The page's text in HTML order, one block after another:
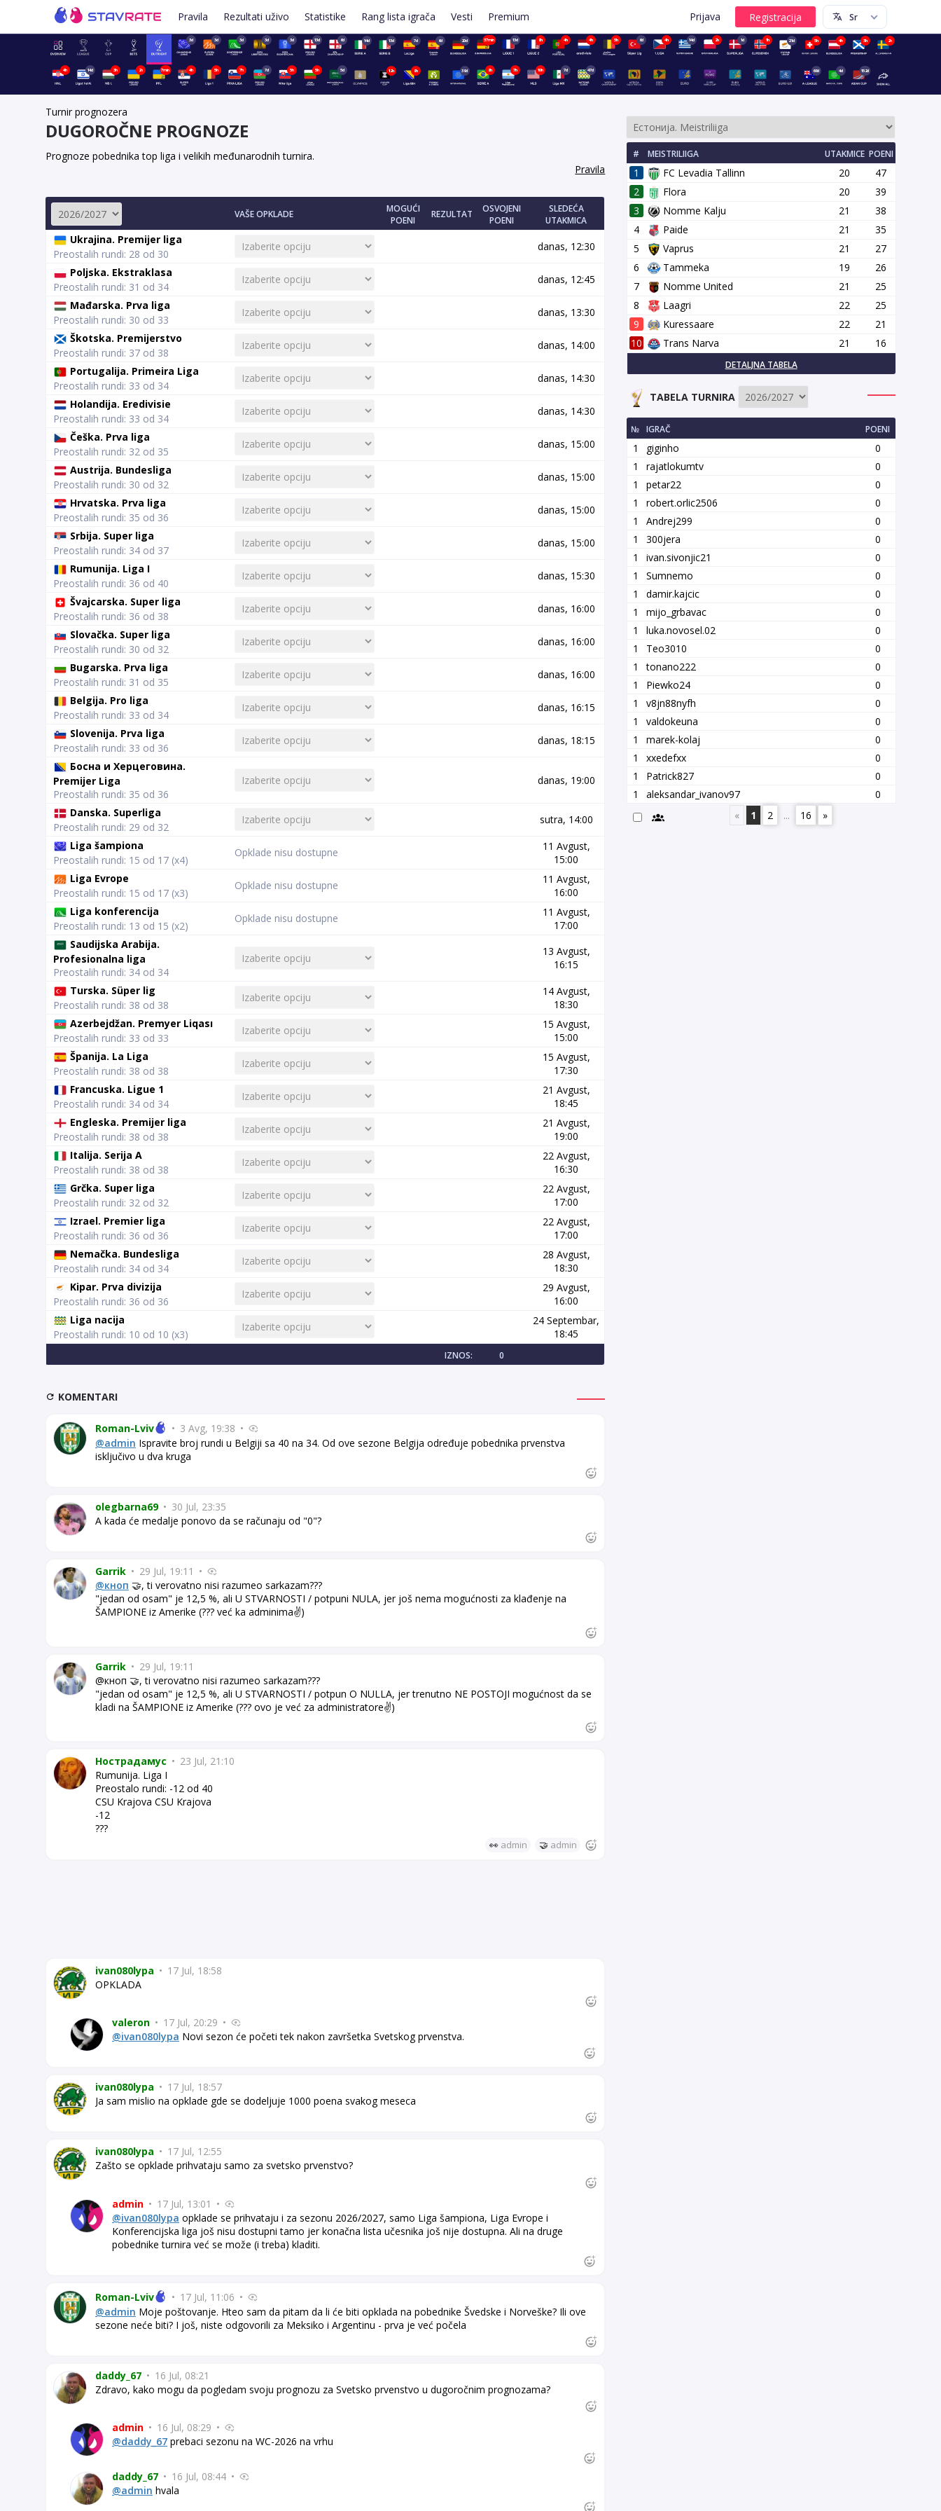
Pravila Rezultati uživo Statistike Rang lista igrača Vesti Premium Prijava
3d 3d 3d 3d 3d 13d 6d 14d 13d 7d 6d 20d 37min 13d 8h 4h 4h 5h 6d 4h 14d 2h 1d 1h 21d 5h 4h 3h 2h
4h 14d 3h 2h 7min 4h 5h 7h 7d 5h 5h 5d 12h 8h 39d 8h 7h 10h 7d 47d 68d 4d 152d
Turnir prognozera
DUGOROČNE PROGNOZE
Prognoze pobednika top liga i velikih međunarodnih turnira.
Pravila
VAŠE OPKLADE
MOGUĆI
POENI
REZULTAT
OSVOJENI
POENI
SLEDEĆA
UTAKMICA
Ukrajina. Premijer liga
Preostalih rundi: 28 od 30
danas, 12:30
Poljska. Ekstraklasa
Preostalih rundi: 31 od 34
danas, 12:45
Mađarska. Prva liga
Preostalih rundi: 30 od 33
danas, 13:30
Škotska. Premijerstvo
Preostalih rundi: 37 od 38
danas, 14:00
Portugalija. Primeira Liga
Preostalih rundi: 33 od 34
danas, 14:30
Holandija. Eredivisie
Preostalih rundi: 33 od 34
danas, 14:30
Češka. Prva liga
Preostalih rundi: 32 od 35
danas, 15:00
Austrija. Bundesliga
Preostalih rundi: 30 od 32
danas, 15:00
Hrvatska. Prva liga
Preostalih rundi: 35 od 36
danas, 15:00
Srbija. Super liga
Preostalih rundi: 34 od 37
danas, 15:00
Rumunija. Liga I
Preostalih rundi: 36 od 40
danas, 15:30
Švajcarska. Super liga
Preostalih rundi: 36 od 38
danas, 16:00
Slovačka. Super liga
Preostalih rundi: 30 od 32
danas, 16:00
Bugarska. Prva liga
Preostalih rundi: 31 od 35
danas, 16:00
Belgija. Pro liga
Preostalih rundi: 33 od 34
danas, 16:15
Slovenija. Prva liga
Preostalih rundi: 33 od 36
danas, 18:15
Босна и Херцеговина.
Premijer Liga
Preostalih rundi: 35 od 36
danas, 19:00
Danska. Superliga
Preostalih rundi: 29 od 32
sutra, 14:00
Liga šampiona
Preostalih rundi: 15 od 17 (x4)
Opklade nisu dostupne
11 Avgust,
15:00
Liga Evrope
Preostalih rundi: 15 od 17 (x3)
Opklade nisu dostupne
11 Avgust,
16:00
Liga konferencija
Preostalih rundi: 13 od 15 (x2)
Opklade nisu dostupne
11 Avgust,
17:00
Saudijska Arabija.
Profesionalna liga
Preostalih rundi: 34 od 34
13 Avgust,
16:15
Turska. Süper lig
Preostalih rundi: 38 od 38
14 Avgust,
18:30
Azerbejdžan. Premyer Liqası
Preostalih rundi: 33 od 33
15 Avgust,
15:00
Španija. La Liga
Preostalih rundi: 38 od 38
15 Avgust,
17:30
Francuska. Ligue 1
Preostalih rundi: 34 od 34
21 Avgust,
18:45
Engleska. Premijer liga
Preostalih rundi: 38 od 38
21 Avgust,
19:00
Italija. Serija A
Preostalih rundi: 38 od 38
22 Avgust,
16:30
Grčka. Super liga
Preostalih rundi: 32 od 32
22 Avgust,
17:00
Izrael. Premier liga
Preostalih rundi: 36 od 36
22 Avgust,
17:00
Nemačka. Bundesliga
Preostalih rundi: 34 od 34
28 Avgust,
18:30
Kipar. Prva divizija
Preostalih rundi: 36 od 36
29 Avgust,
16:00
Liga nacija
Preostalih rundi: 10 od 10 (x3)
24 Septembar,
18:45
IZNOS: 0
KOMENTARI
Roman-Lviv • 3 Avg, 19:38 •
@admin Ispravite broj rundi u Belgiji sa 40 na 34. Od ove sezone Belgija određuje pobednika prvenstva
isključivo u dva kruga
olegbarna69 • 30 Jul, 23:35
A kada će medalje ponovo da se računaju od "0"?
Garrik • 29 Jul, 19:11 •
@кноп 🤝, ti verovatno nisi razumeo sarkazam???
"jedan od osam" je 12,5 %, ali U STVARNOSTI / potpuni NULA, jer još nema mogućnosti za klađenje na
ŠAMPIONE iz Amerike (??? već ka adminima✌️)
Garrik • 29 Jul, 19:11
@кноп 🤝, ti verovatno nisi razumeo sarkazam???
"jedan od osam" je 12,5 %, ali U STVARNOSTI / potpun O NULLA, jer trenutno NE POSTOJI mogućnost da se
kladi na ŠAMPIONE iz Amerike (??? ovo je već za administratore✌️)
Нострадамус • 23 Jul, 21:10
Rumunija. Liga I
Preostalo rundi: -12 od 40
CSU Krajova CSU Krajova
-12
???
👀 admin 🤝 admin
ivan080lypa • 17 Jul, 18:58
OPKLADA
valeron • 17 Jul, 20:29 •
@ivan080lypa Novi sezon će početi tek nakon završetka Svetskog prvenstva.
ivan080lypa • 17 Jul, 18:57
Ja sam mislio na opklade gde se dodeljuje 1000 poena svakog meseca
ivan080lypa • 17 Jul, 12:55
Zašto se opklade prihvataju samo za svetsko prvenstvo?
admin • 17 Jul, 13:01 •
@ivan080lypa opklade se prihvataju i za sezonu 2026/2027, samo Liga šampiona, Liga Evrope i
Konferencijska liga još nisu dostupni tamo jer konačna lista učesnika još nije dostupna. Ali na druge
pobednike turnira već se može (i treba) kladiti.
Roman-Lviv • 17 Jul, 11:06 •
@admin Moje poštovanje. Hteo sam da pitam da li će biti opklada na pobednike Švedske i Norveške? Ili ove
sezone neće biti? I još, niste odgovorili za Meksiko i Argentinu - prva je već počela
daddy_67 • 16 Jul, 08:21
Zdravo, kako mogu da pogledam svoju prognozu za Svetsko prvenstvo u dugoročnim prognozama?
admin • 16 Jul, 08:29 •
@daddy_67 prebaci sezonu na WC-2026 na vrhu
daddy_67 • 16 Jul, 08:44 •
@admin hvala
# MEISTRILIIGA UTAKMICE POENI
1 FC Levadia Tallinn 20
47
2
Flora 20
39
3
Nomme Kalju 21
38
4
Paide 21
35
5
Vaprus 21
27
6
Tammeka 19
26
7
Nomme United 21
25
8
Laagri 22
25
9
Kuressaare 22
21
10
Trans Narva 21 16
DETALJNA TABELA
TABELA TURNIRA
№ IGRAČ POENI
1 giginho
0
1
rajatlokumtv
0
1
petar22
0
1
robert.orlic2506
0
1
Andrej299
0
1
300jera
0
1
ivan.sivonjic21
0
1
Sumnemo
0
1
damir.kajcic
0
1
mijo_grbavac
0
1
luka.novosel.02
0
1
Teo3010
0
1
tonano222
0
1
Piewko24
0
1
v8jn88nyfh
0
1
valdokeuna
0
1
marek-kolaj
0
1
xxedefxx
0
1
Patrick827
0
1
aleksandar_ivanov97
0
«
1 2 ... 16 »